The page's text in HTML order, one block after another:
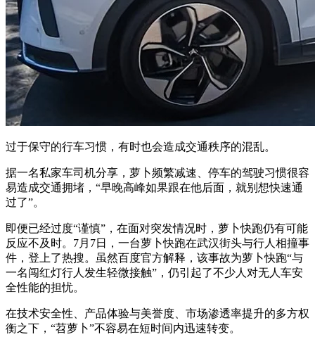
过于保守的行车习惯，有时也会造成交通秩序的混乱。
据一名私家车司机分享，萝卜频繁减速、停车的驾驶习惯很容
易造成交通拥堵，“早晚高峰如果跟在他后面，就别想快速通
过了”。
即便已经过度“谨慎”，在面对突发情况时，萝卜快跑仍有可能
反应不及时。7月7日，一台萝卜快跑在武汉街头与行人相撞事
件，登上了热搜。虽然百度官方解释，该事故为萝卜快跑“与
一名闯红灯行人发生轻微接触”，仍引起了不少人对无人车安
全性能的担忧。
在技术安全性、产品体验与美誉度、市场渗透率提升的多方权
衡之下，“苕萝卜”不容易在短时间内迅速转变。